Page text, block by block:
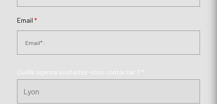
Email *
Quelle agence souhaitez-vous contacter ? *